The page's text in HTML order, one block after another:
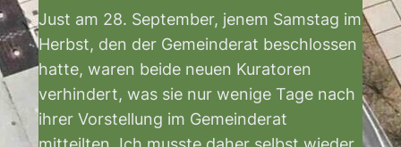
Just am 28. September, jenem Samstag im
Herbst, den der Gemeinderat beschlossen
hatte, waren beide neuen Kuratoren
verhindert, was sie nur wenige Tage nach
ihrer Vorstellung im Gemeinderat